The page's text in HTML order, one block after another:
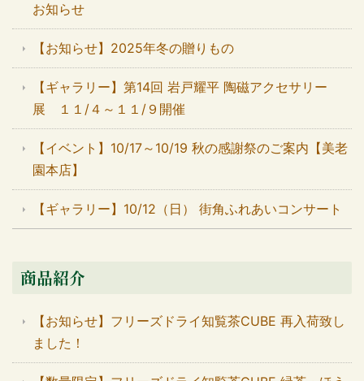
お知らせ
【お知らせ】2025年冬の贈りもの
【ギャラリー】第14回 岩戸耀平 陶磁アクセサリー
展 １１/４～１１/９開催
【イベント】10/17～10/19 秋の感謝祭のご案内【美老
園本店】
【ギャラリー】10/12（日） 街角ふれあいコンサート
商品紹介
【お知らせ】フリーズドライ知覧茶CUBE 再入荷致し
ました！